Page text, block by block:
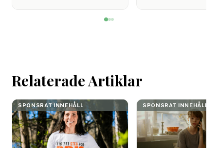
Relaterade Artiklar
SPONSRAT INNEHÅLL SPONSRAT INNEHÅLL